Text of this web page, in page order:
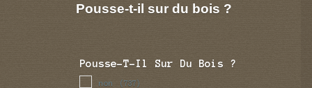
Pousse-t-il sur du bois ?
Pousse-T-Il Sur Du Bois ?
non (737)